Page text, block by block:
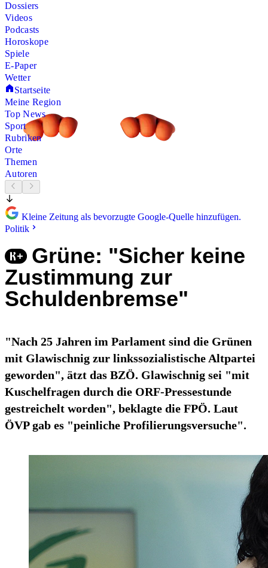
Dossiers
Videos
Podcasts
Horoskope
Spiele
E-Paper
Wetter
Startseite
Meine Region
Top News
Sport
Rubriken
Orte
Themen
Autoren
Kleine Zeitung als bevorzugte Google-Quelle hinzufügen.
Politik
Grüne: "Sicher keine
Zustimmung zur
Schuldenbremse"
"Nach 25 Jahren im Parlament sind die Grünen
mit Glawischnig zur linkssozialistische Altpartei
geworden", ätzt das BZÖ. Glawischnig sei "mit
Kuschelfragen durch die ORF-Pressestunde
gestreichelt worden", beklagte die FPÖ. Laut
ÖVP gab es "peinliche Profilierungsversuche".